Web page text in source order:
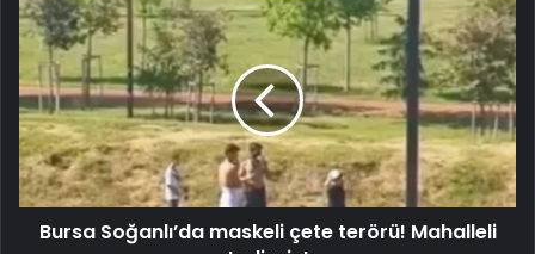
Bursa Soğanlı’da maskeli çete terörü! Mahalleli